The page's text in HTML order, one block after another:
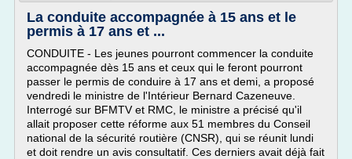
La conduite accompagnée à 15 ans et le
permis à 17 ans et ...
CONDUITE - Les jeunes pourront commencer la conduite
accompagnée dès 15 ans et ceux qui le feront pourront
passer le permis de conduire à 17 ans et demi, a proposé
vendredi le ministre de l'Intérieur Bernard Cazeneuve.
Interrogé sur BFMTV et RMC, le ministre a précisé qu'il
allait proposer cette réforme aux 51 membres du Conseil
national de la sécurité routière (CNSR), qui se réunit lundi
et doit rendre un avis consultatif. Ces derniers avait déjà fait